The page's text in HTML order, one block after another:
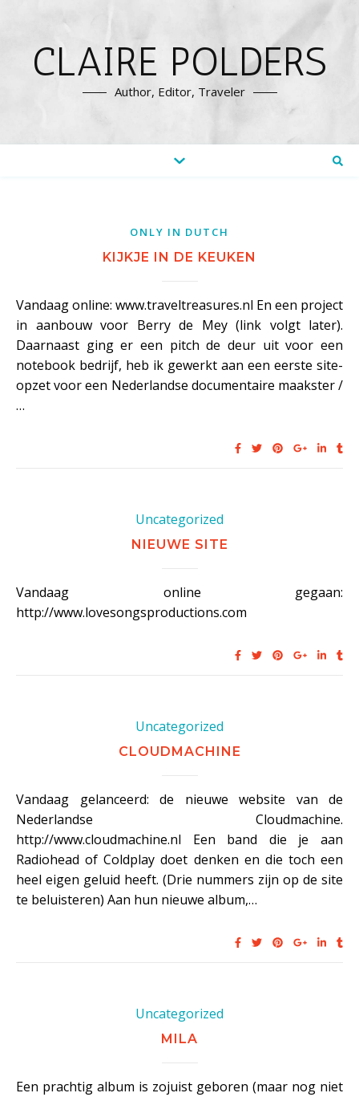
CLAIRE POLDERS
Author, Editor, Traveler
ONLY IN DUTCH
KIJKJE IN DE KEUKEN
Vandaag online: www.traveltreasures.nl En een project
in aanbouw voor Berry de Mey (link volgt later).
Daarnaast ging er een pitch de deur uit voor een
notebook bedrijf, heb ik gewerkt aan een eerste site-
opzet voor een Nederlandse documentaire maakster /
…
Uncategorized
NIEUWE SITE
Vandaag online gegaan:
http://www.lovesongsproductions.com
Uncategorized
CLOUDMACHINE
Vandaag gelanceerd: de nieuwe website van de
Nederlandse Cloudmachine.
http://www.cloudmachine.nl Een band die je aan
Radiohead of Coldplay doet denken en die toch een
heel eigen geluid heeft. (Drie nummers zijn op de site
te beluisteren) Aan hun nieuwe album,…
Uncategorized
MILA
Een prachtig album is zojuist geboren (maar nog niet